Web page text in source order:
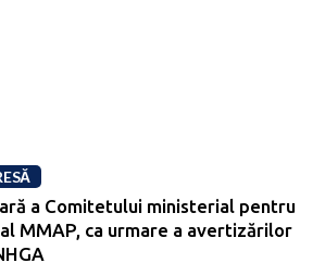
a Comitetului ministerial pentru
MMAP, ca urmare a avertizărilor